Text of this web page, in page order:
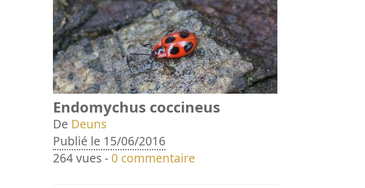
Endomychus coccineus
De Deuns
Publié le 15/06/2016
264 vues - 0 commentaire